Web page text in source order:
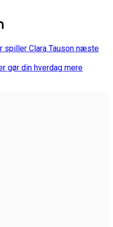
spiller Clara Tauson næste
gør din hverdag mere